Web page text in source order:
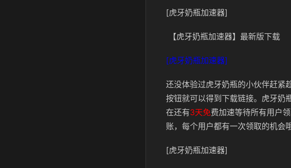
[虎牙奶瓶加速器]
【虎牙奶瓶加速器】最新版下载
[虎牙奶瓶加速器]
还没体验过虎牙奶瓶的小伙伴赶紧
按钮就可以得到下载链接。虎牙奶
在还有3天免费加速等待所有用户
账，每个用户都有一次领取的机会哦
[虎牙奶瓶加速器]